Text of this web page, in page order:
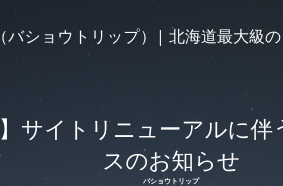
バショウトリップ）| 北海道最大級
】サイトリニューアルに
スのお知らせ
バショウトリップ